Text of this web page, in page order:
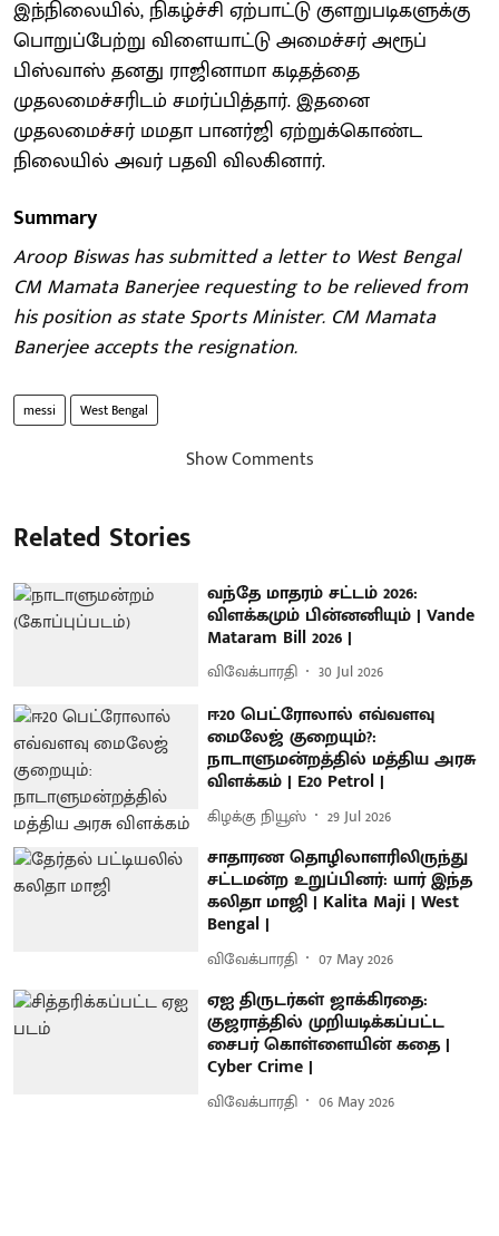
இந்நிலையில், நிகழ்ச்சி ஏற்பாட்டு குளறுபடிகளுக்கு
பொறுப்பேற்று விளையாட்டு அமைச்சர் அரூப்
பிஸ்வாஸ் தனது ராஜினாமா கடிதத்தை
முதலமைச்சரிடம் சமர்ப்பித்தார். இதனை
முதலமைச்சர் மமதா பானர்ஜி ஏற்றுக்கொண்ட
நிலையில் அவர் பதவி விலகினார்.
Summary
Aroop Biswas has submitted a letter to West Bengal
CM Mamata Banerjee requesting to be relieved from
his position as state Sports Minister. CM Mamata
Banerjee accepts the resignation.
messi West Bengal
Show Comments
Related Stories
வந்தே மாதரம் சட்டம் 2026:
விளக்கமும் பின்னனியும் | Vande
Mataram Bill 2026 |
விவேக்பாரதி 30 Jul 2026
ஈ20 பெட்ரோலால் எவ்வளவு
மைலேஜ் குறையும்?:
நாடாளுமன்றத்தில் மத்திய அரசு
விளக்கம் | E20 Petrol |
கிழக்கு நியூஸ் 29 Jul 2026
சாதாரண தொழிலாளரிலிருந்து
சட்டமன்ற உறுப்பினர்: யார் இந்த
கலிதா மாஜி | Kalita Maji | West
Bengal |
விவேக்பாரதி 07 May 2026
ஏஐ திருடர்கள் ஜாக்கிரதை:
குஜராத்தில் முறியடிக்கப்பட்ட
சைபர் கொள்ளையின் கதை |
Cyber Crime |
விவேக்பாரதி 06 May 2026